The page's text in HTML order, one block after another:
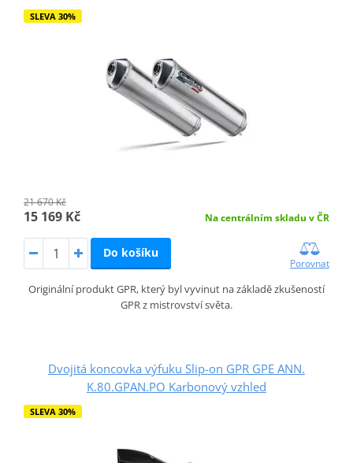
SLEVA 30%
21 670 Kč
15 169 Kč Na centrálním skladu v ČR
Do košíku
Porovnat
Originální produkt GPR, který byl vyvinut na základě zkušeností
GPR z mistrovství světa.
Dvojitá koncovka výfuku Slip-on GPR GPE ANN.
K.80.GPAN.PO Karbonový vzhled
SLEVA 30%